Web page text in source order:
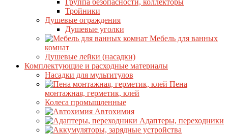
Группа безопасности, коллекторы
Тройники
Душевые ограждения
Душевые уголки
Мебель для ванных
комнат
Душевые лейки (насадки)
Комплектующие и расходные материалы
Насадки для мультитулов
Пена
монтажная, герметик, клей
Колеса промышленные
Автохимия
Адаптеры, переходники